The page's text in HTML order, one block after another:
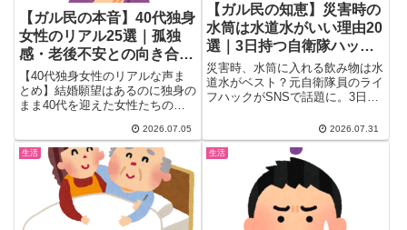
【ガル民の本音】40代独身
女性のリアル25選｜孤独
感・老後不安との向き合い
方
【40代独身女性のリアルな声ま
とめ】結婚願望はあるのに独身の
まま40代を迎えた女性たちの本
感、「奥さん」呼びのあるある、
老後の不安との向き合い方、独身
生活を楽しむ人の共通点まで、検
索しても出てこないガル民のリア
ルな声を一気にチェック。
2026.07.05
【ガル民の知恵】災害時の
水筒は水道水がいい理由20
選｜3日持つ自衛隊ハック
と氷・麦茶の注意点
災害時、水筒に入れる飲み物は水
道水がベスト？元自衛隊員のライ
フハックがSNSで話題に。3日長
マンションの貯水タンクの注意点
まで、ガル民のリアルな体験談
20選でまとめました。防災グッ
ズの見直しにも役立つ知恵が満載
2026.07.31
生活 生活